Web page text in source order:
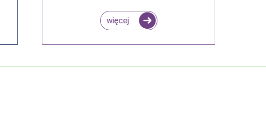
więcej